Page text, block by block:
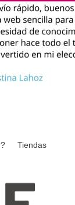
Tiendas